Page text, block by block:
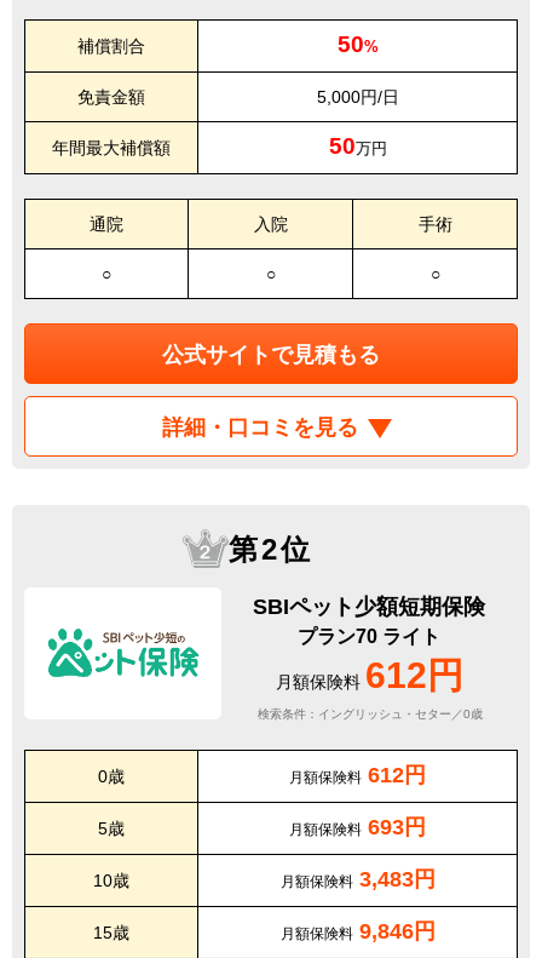
補償割合 50%
免責金額 5,000円/日
年間最大補償額 50万円
通院 入院 手術
○ ○ ○
公式サイトで見積もる
詳細・口コミを見る
第2位
SBIペット少額短期保険
プラン70 ライト
月額保険料 612円
検索条件：イングリッシュ・セター／0歳
0歳 月額保険料 612円
5歳 月額保険料 693円
10歳 月額保険料 3,483円
15歳 月額保険料 9,846円